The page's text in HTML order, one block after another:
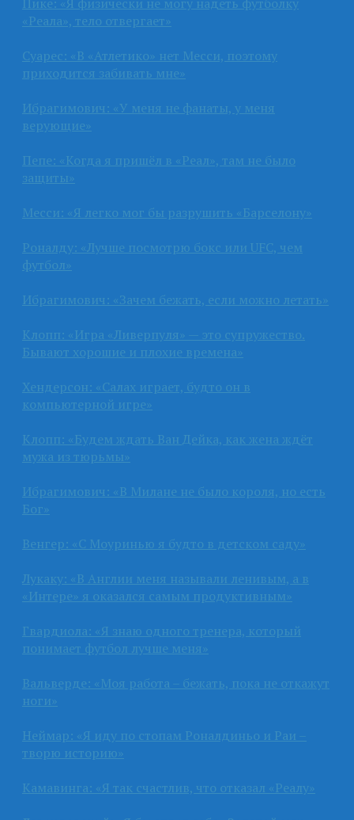
«Реала», тело отвергает»
Суарес: «В «Атлетико» нет Месси, поэтому
приходится забивать мне»
Ибрагимович: «У меня не фанаты, у меня
верующие»
Пепе: «Когда я пришёл в «Реал», там не было
защиты»
Месси: «Я легко мог бы разрушить «Барселону»
Роналду: «Лучше посмотрю бокс или UFC, чем
футбол»
Ибрагимович: «Зачем бежать, если можно летать»
Клопп: «Игра «Ливерпуля» — это супружество.
Бывают хорошие и плохие времена»
Хендерсон: «Салах играет, будто он в
компьютерной игре»
Клопп: «Будем ждать Ван Дейка, как жена ждёт
мужа из тюрьмы»
Ибрагимович: «В Милане не было короля, но есть
Бог»
Венгер: «С Моуринью я будто в детском саду»
Лукаку: «В Англии меня называли ленивым, а в
«Интере» я оказался самым продуктивным»
Гвардиола: «Я знаю одного тренера, который
понимает футбол лучше меня»
Вальверде: «Моя работа – бежать, пока не откажут
ноги»
Неймар: «Я иду по стопам Роналдиньо и Раи –
творю историю»
Камавинга: «Я так счастлив, что отказал «Реалу»